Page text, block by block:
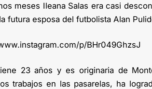
meses Ileana Salas era casi
futura esposa del futbolista Alan
p/BHr049GhzsJ
23 años y es originaria de
trabajos en las pasarelas, ha